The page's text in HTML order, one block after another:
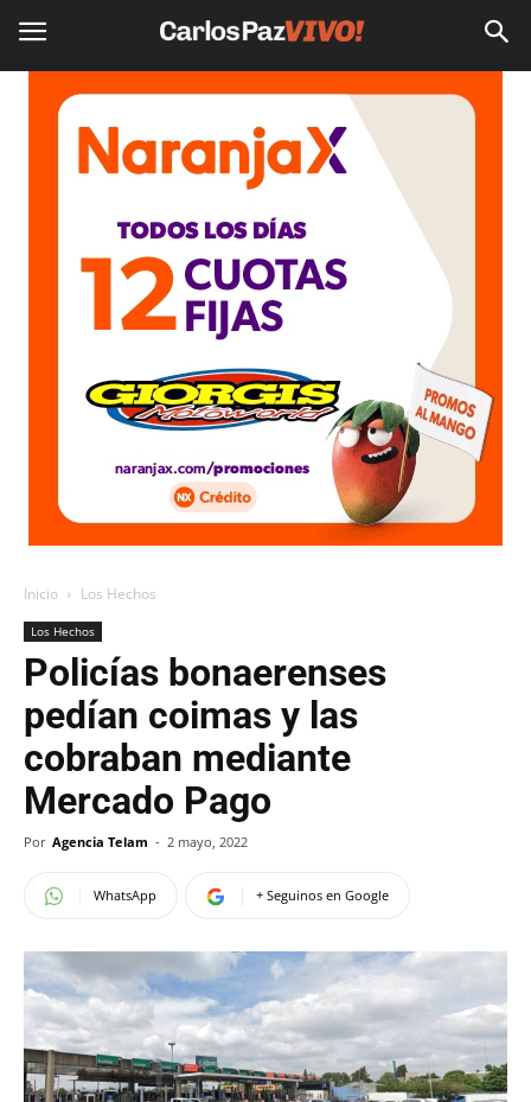
Inicio Los Hechos
Los Hechos
Policías bonaerenses
pedían coimas y las
cobraban mediante
Mercado Pago
Por Agencia Telam - 2 mayo, 2022
WhatsApp + Seguinos en Google